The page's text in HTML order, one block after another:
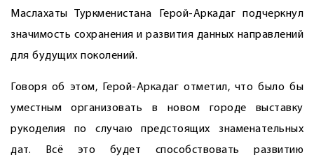
Маслахаты Туркменистана Герой-Аркадаг подчеркнул
значимость сохранения и развития данных направлений
для будущих поколений.
Говоря об этом, Герой-Аркадаг отметил, что было бы
уместным организовать в новом городе выставку
рукоделия по случаю предстоящих знаменательных
дат. Всё это будет способствовать развитию